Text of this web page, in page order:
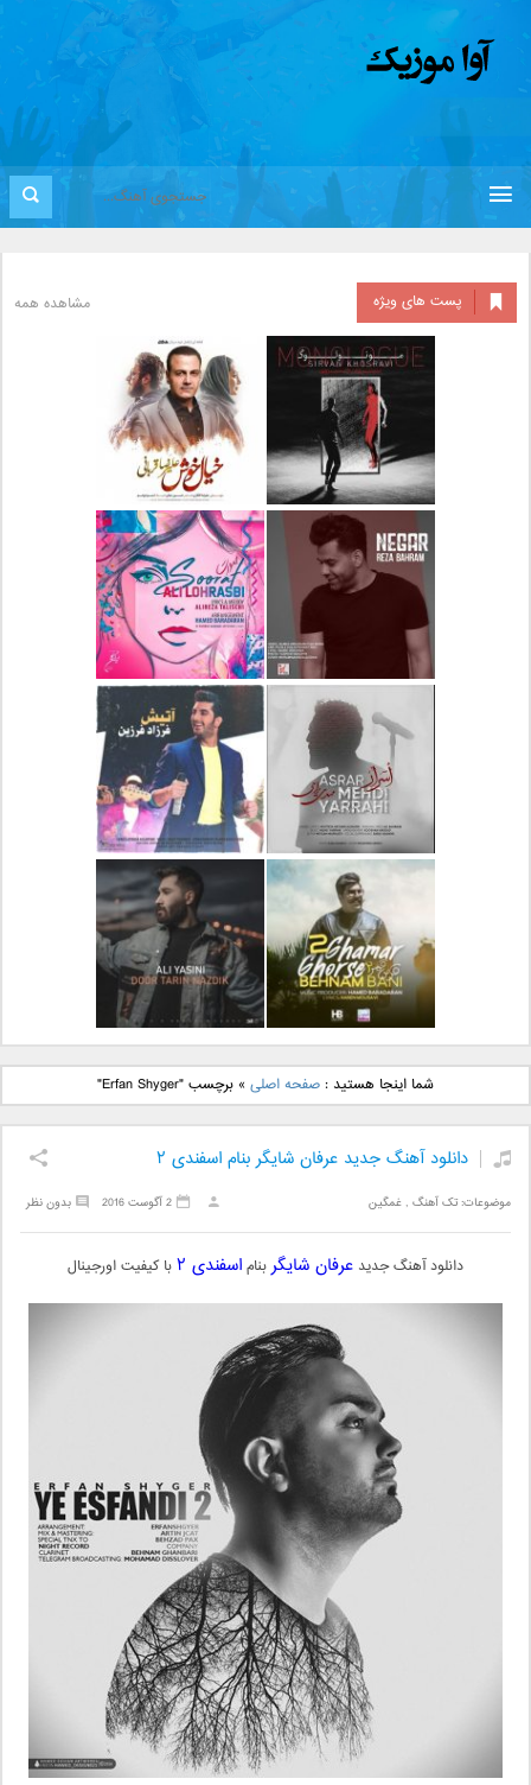
پست های ویژه مشاهده همه
دانلود آلبوم جدید سیروان
خسروی بنام مونولوگ
دانلود آهنگ جدید علیرضا
قربانی بنام خیال خوش
دانلود آهنگ جدید رضا
بهرام بنام نگار
دانلود آهنگ جدید علی
لهراسبی بنام صورت
دانلود آهنگ جدید مهدی
یراحی بنام اسرار
دانلود آهنگ جدید فرزاد
فرزین بنام آتیش
دانلود آهنگ جدید بهنام
بانی بنام قرص قمر 2
دانلود آهنگ جدید علی
یاسینی بنام دورترین نزدیک
شما اینجا هستید :صفحه اصلی »برچسب "Erfan Shyger"
دانلود آهنگ جدید عرفان شایگر بنام اسفندی ۲
موضوعات:تک آهنگ ,غمگین بدون نظر 2 آگوست 2016
دانلود آهنگ جدید عرفان شایگربناماسفندی ۲ با کیفیت اورجینال